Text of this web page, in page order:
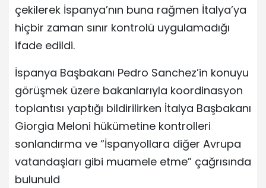
çekilerek İspanya’nın buna rağmen İtalya’ya
hiçbir zaman sınır kontrolü uygulamadığı
ifade edildi.
İspanya Başbakanı Pedro Sanchez’in konuyu
görüşmek üzere bakanlarıyla koordinasyon
toplantısı yaptığı bildirilirken İtalya Başbakanı
Giorgia Meloni hükümetine kontrolleri
sonlandırma ve “İspanyollara diğer Avrupa
vatandaşları gibi muamele etme” çağrısında
bulunuld